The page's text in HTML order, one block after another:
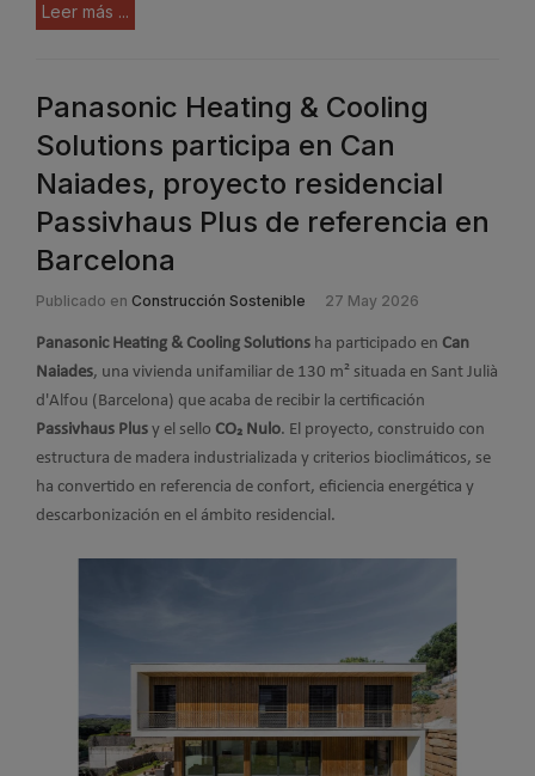
Leer más ...
Panasonic Heating & Cooling
Solutions participa en Can
Naiades, proyecto residencial
Passivhaus Plus de referencia en
Barcelona
Publicado en Construcción Sostenible 27 May 2026
Panasonic Heating & Cooling Solutions ha participado en Can
Naiades, una vivienda unifamiliar de 130 m² situada en Sant Julià
d'Alfou (Barcelona) que acaba de recibir la certificación
Passivhaus Plus y el sello CO₂ Nulo. El proyecto, construido con
estructura de madera industrializada y criterios bioclimáticos, se
ha convertido en referencia de confort, eficiencia energética y
descarbonización en el ámbito residencial.